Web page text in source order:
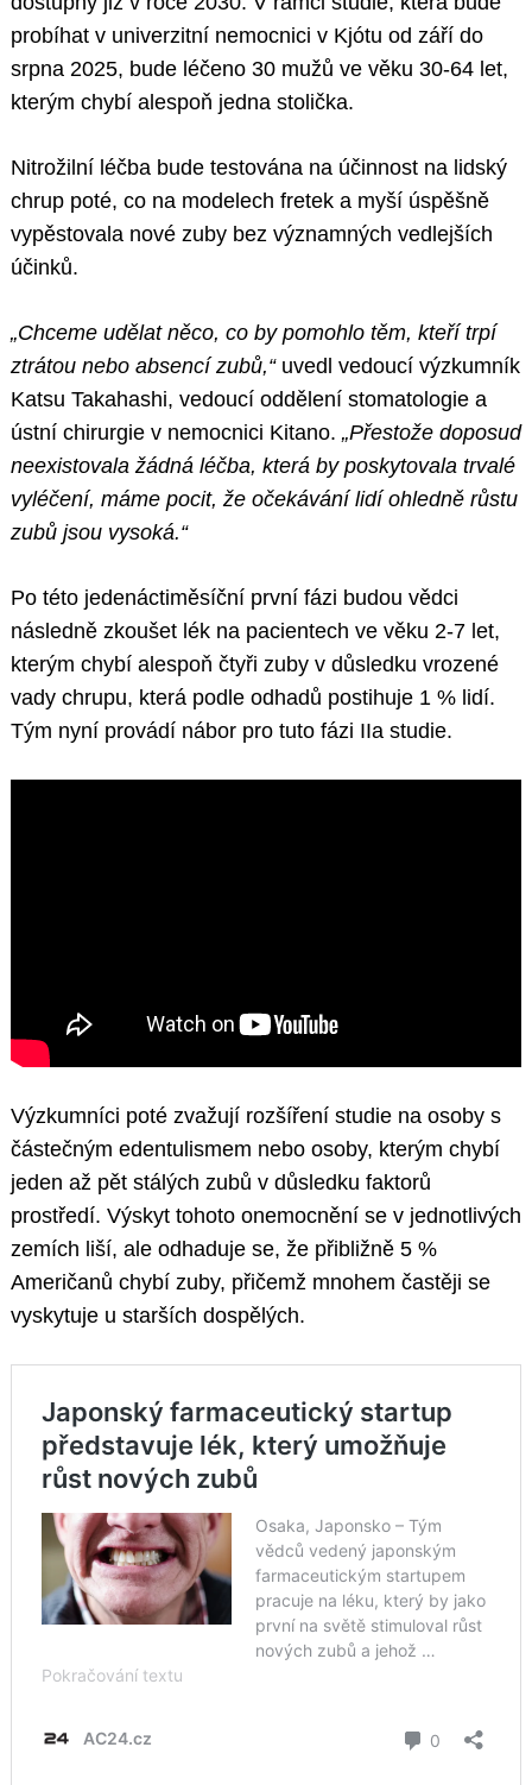
probíhat v univerzitní nemocnici v Kjótu od září do
srpna 2025, bude léčeno 30 mužů ve věku 30-64 let,
kterým chybí alespoň jedna stolička.
Nitrožilní léčba bude testována na účinnost na lidský
chrup poté, co na modelech fretek a myší úspěšně
vypěstovala nové zuby bez významných vedlejších
účinků.
„Chceme udělat něco, co by pomohlo těm, kteří trpí
ztrátou nebo absencí zubů,“ uvedl vedoucí výzkumník
Katsu Takahashi, vedoucí oddělení stomatologie a
ústní chirurgie v nemocnici Kitano. „Přestože doposud
neexistovala žádná léčba, která by poskytovala trvalé
vyléčení, máme pocit, že očekávání lidí ohledně růstu
zubů jsou vysoká.“
Po této jedenáctiměsíční první fázi budou vědci
následně zkoušet lék na pacientech ve věku 2-7 let,
kterým chybí alespoň čtyři zuby v důsledku vrozené
vady chrupu, která podle odhadů postihuje 1 % lidí.
Tým nyní provádí nábor pro tuto fázi IIa studie.
Výzkumníci poté zvažují rozšíření studie na osoby s
částečným edentulismem nebo osoby, kterým chybí
jeden až pět stálých zubů v důsledku faktorů
prostředí. Výskyt tohoto onemocnění se v jednotlivých
zemích liší, ale odhaduje se, že přibližně 5 %
Američanů chybí zuby, přičemž mnohem častěji se
vyskytuje u starších dospělých.